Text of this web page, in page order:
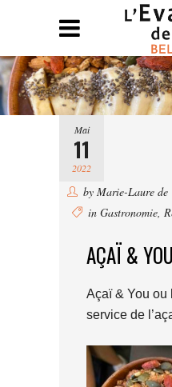
Mai
11
2022
by Marie-Laure de
in Gastronomie
AÇAÏ & YOU
Açaï & You ou
service de